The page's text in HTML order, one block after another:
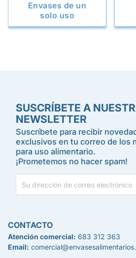
Envases de un
solo uso
SUSCRÍBETE A
NEWSLETTER
Suscríbete para recibir
exclusivos en tu correo de los
para uso alimentario.
¡Prometemos no hacer spam!
CONTACTO
Atención comercial: 683 312 363
Email: